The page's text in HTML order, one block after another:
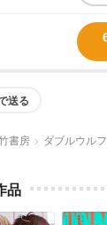
送る
書房 ダブルウル
品